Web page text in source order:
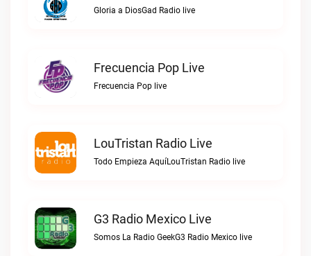
Gloria a DiosGad Radio live
Frecuencia Pop Live
Frecuencia Pop live
LouTristan Radio Live
Todo Empieza AquíLouTristan Radio live
G3 Radio Mexico Live
Somos La Radio GeekG3 Radio Mexico live